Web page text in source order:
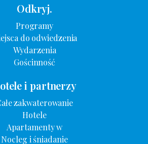
ZAKWATEROWANIA
Odkryj.
Programy
do odwiedzenia
Wydarzenia
Gościnność
i partnerzy
zakwaterowanie
Hotele
Apartamenty w
Nocleg i śniadanie